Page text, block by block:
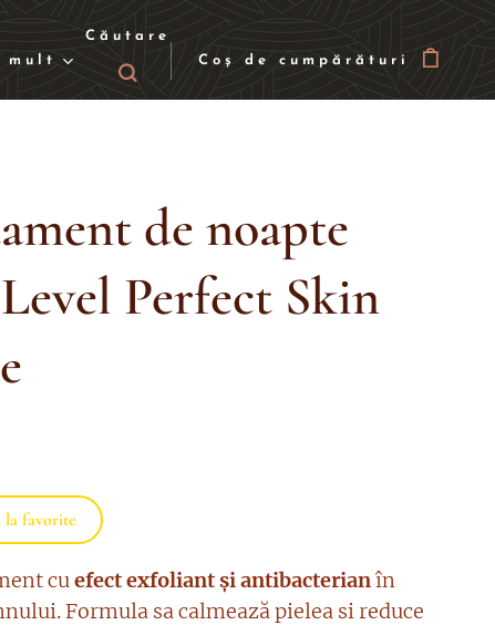
mult
Căutare
Coș de cumpărături
de noapte
Perfect Skin
la favorite
cuefect exfoliant și antibacterianîn
Formula sa calmează pielea si reduce